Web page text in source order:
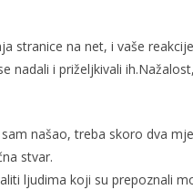
stranice na net, i vaše
nadali i priželjkivali
našao, treba skoro dva
stvar.
ljudima koji su prepoznali